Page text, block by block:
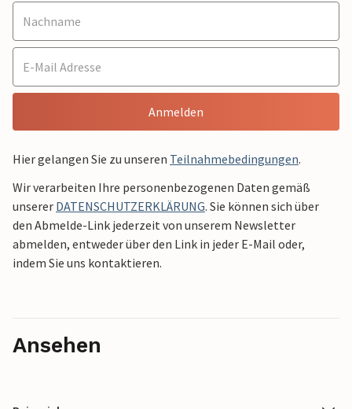
Anmelden
Hier gelangen Sie zu unseren Teilnahmebedingungen.
Wir verarbeiten Ihre personenbezogenen Daten gemäß
unserer DATENSCHUTZERKLÄRUNG. Sie können sich über
den Abmelde-Link jederzeit von unserem Newsletter
abmelden, entweder über den Link in jeder E-Mail oder,
indem Sie uns kontaktieren.
Ansehen